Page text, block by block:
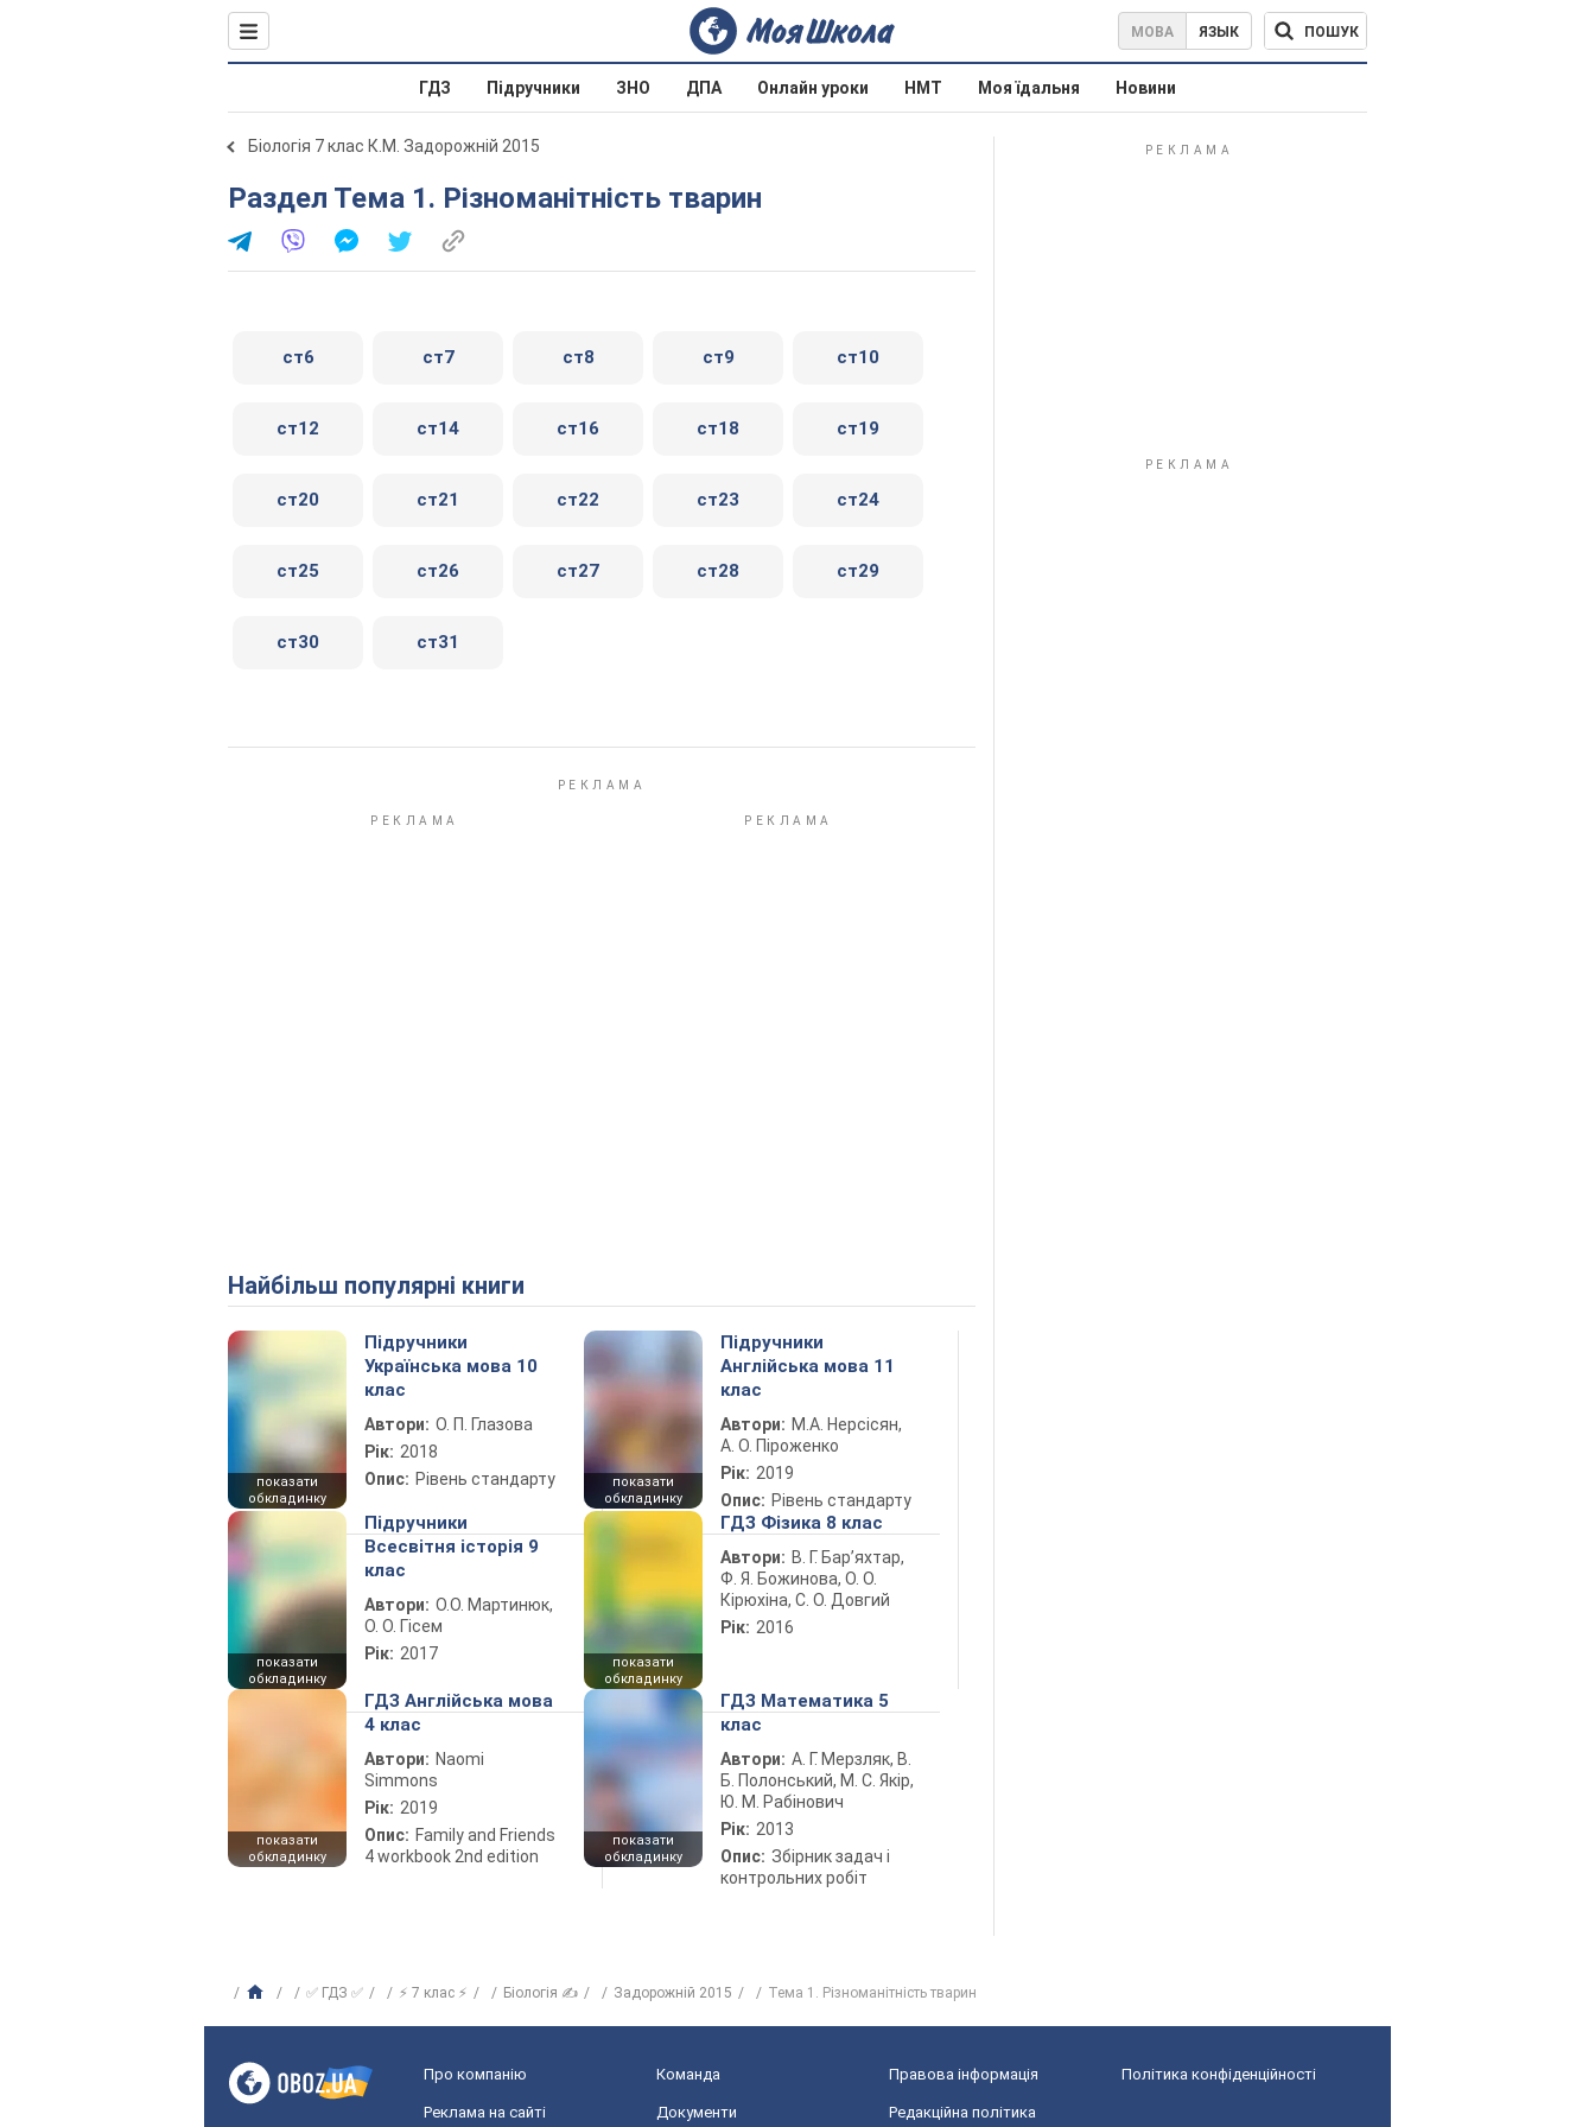
МОВА ЯЗЫК ПОШУК
ГДЗ Підручники ЗНО ДПА Онлайн уроки НМТ Моя їдальня Новини
Біологія 7 клас К.М. Задорожній 2015
Раздел Тема 1. Різноманітність тварин
ст6 ст7 ст8 ст9 ст10
ст12 ст14 ст16 ст18 ст19
ст20 ст21 ст22 ст23 ст24
ст25 ст26 ст27 ст28 ст29
ст30 ст31
Найбільш популярні книги
показати
обкладинку
Підручники
Українська мова 10
клас
Автори: О. П. Глазова
Рік: 2018
Опис: Рівень стандарту
показати
обкладинку
Підручники
Англійська мова 11
клас
Автори: М.А. Нерсісян,
А. О. Піроженко
Рік: 2019
Опис: Рівень стандарту
показати
обкладинку
Підручники
Всесвітня історія 9
клас
Автори: О.О. Мартинюк,
О. О. Гісем
Рік: 2017
показати
обкладинку
ГДЗ Фізика 8 клас
Автори: В. Г. Бар’яхтар,
Ф. Я. Божинова, О. О.
Кірюхіна, С. О. Довгий
Рік: 2016
показати
обкладинку
ГДЗ Англійська мова
4 клас
Автори: Naomi
Simmons
Рік: 2019
Опис: Family and Friends
4 workbook 2nd edition
показати
обкладинку
ГДЗ Математика 5
клас
Автори: А. Г. Мерзляк, В.
Б. Полонський, М. С. Якір,
Ю. М. Рабінович
Рік: 2013
Опис: Збірник задач і
контрольних робіт
✅ ГДЗ ✅ ⚡ 7 клас ⚡ Біологія ✍ Задорожній 2015 Тема 1. Різноманітність тварин
Про компанію Команда Правова інформація Політика конфіденційності
Реклама на сайті Документи Редакційна політика